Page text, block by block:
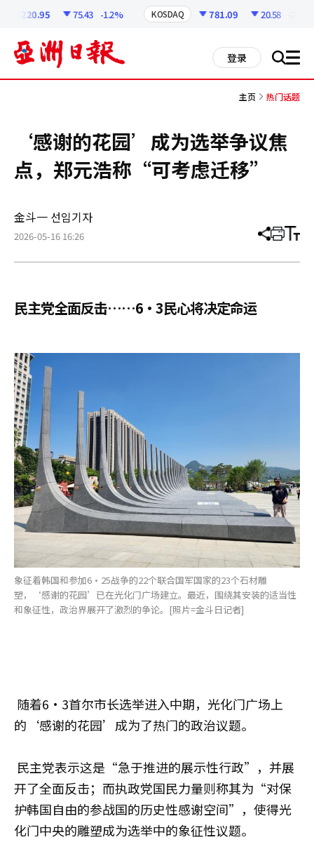
6220.95 75.43 -1.2% KOSDAQ 781.09 20.58 -2.57%
登录 搜 all
主页 热门话题
‘感谢的花园’成为选举争议焦
点，郑元浩称“可考虑迁移”
金斗一 선임기자
2026-05-16 16:26 分
章
打 调
小
民主党全面反击……6·3民心将决定命运
象征着韩国和参加6·25战争的22个联合国军国家的23个石材雕
塑，‘感谢的花园’已在光化门广场建立。最近，围绕其安装的适当性
和象征性，政治界展开了激烈的争论。[照片=金斗日记者]
随着6·3首尔市长选举进入中期，光化门广场上
的‘感谢的花园’成为了热门的政治议题。
民主党表示这是“急于推进的展示性行政”，并展
开了全面反击；而执政党国民力量则称其为“对保
护韩国自由的参战国的历史性感谢空间”，使得光
化门中央的雕塑成为选举中的象征性议题。